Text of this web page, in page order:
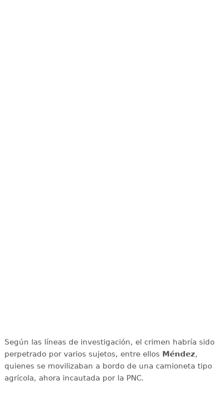
Según las líneas de investigación, el crimen habría sido
perpetrado por varios sujetos, entre ellos Méndez,
quienes se movilizaban a bordo de una camioneta tipo
agrícola, ahora incautada por la PNC.